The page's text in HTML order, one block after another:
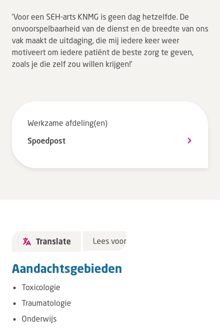
Uw gegevens
Wachttijden
Bezoek
Leren
Over ons
Verwijzers
'Voor een SEH-arts KNMG is geen dag hetzelfde. De
onvoorspelbaarheid van de dienst en de breedte van ons
vak maakt de uitdaging, die mij iedere keer weer
motiveert om iedere patiënt de beste zorg te geven,
zoals je die zelf zou willen krijgen!'
Werkzame afdeling(en)
Spoedpost
Translate Lees voor
Aandachtsgebieden
Toxicologie
Traumatologie
Onderwijs